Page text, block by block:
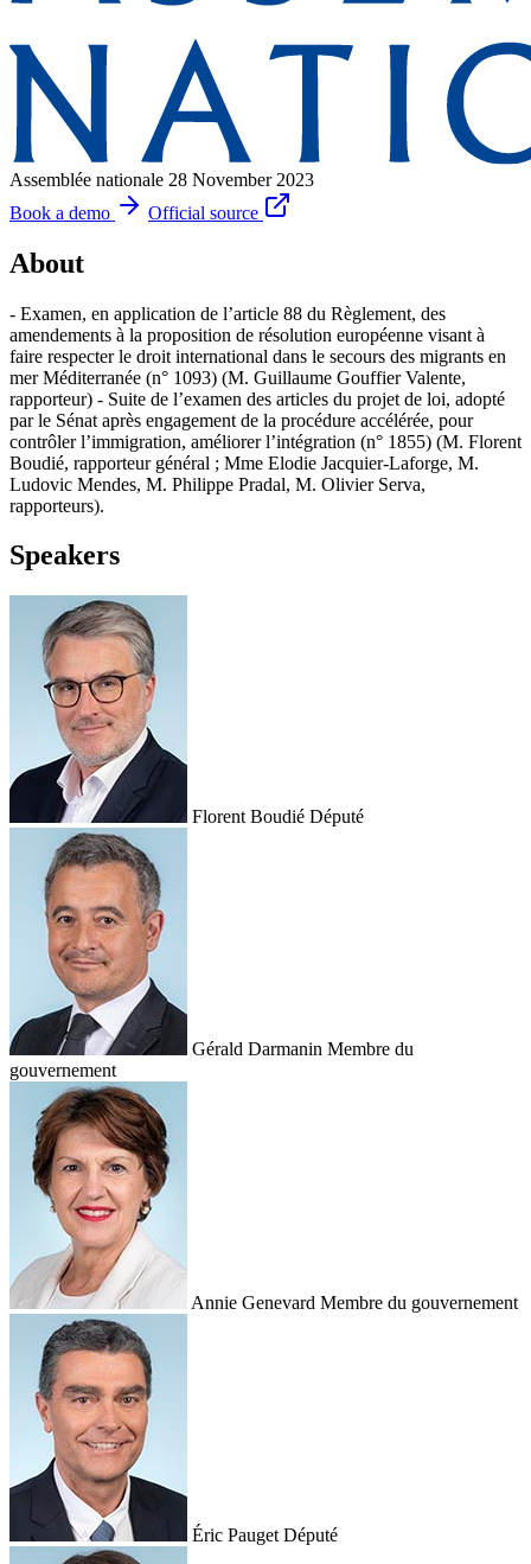
Assemblée nationale 28 November 2023
Book a demo
Official source
About
- Examen, en application de l’article 88 du Règlement, des
amendements à la proposition de résolution européenne visant à
faire respecter le droit international dans le secours des migrants en
mer Méditerranée (n° 1093) (M. Guillaume Gouffier Valente,
rapporteur) - Suite de l’examen des articles du projet de loi, adopté
par le Sénat après engagement de la procédure accélérée, pour
contrôler l’immigration, améliorer l’intégration (n° 1855) (M. Florent
Boudié, rapporteur général ; Mme Elodie Jacquier-Laforge, M.
Ludovic Mendes, M. Philippe Pradal, M. Olivier Serva,
rapporteurs).
Speakers
Florent Boudié Député
Gérald Darmanin Membre du
gouvernement
Annie Genevard Membre du gouvernement
Éric Pauget Député